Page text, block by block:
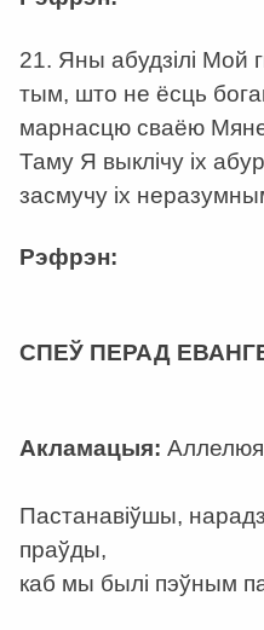
21. Яны абудзілі Мой
тым, што не ёсць
марнасцю сваёю Мяне
Таму Я выклічу іх
засмучу іх
Рэфрэн:
СПЕЎ ПЕРАД
Акламацыя:
Пастанавіўшы,
праўды,
каб мы былі пэўным